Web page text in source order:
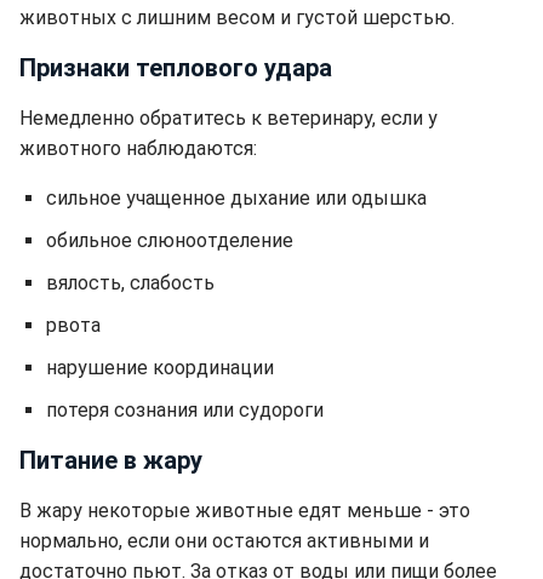
животных с лишним весом и густой шерстью.
Признаки теплового удара
Немедленно обратитесь к ветеринару, если у
животного наблюдаются:
сильное учащенное дыхание или одышка
обильное слюноотделение
вялость, слабость
рвота
нарушение координации
потеря сознания или судороги
Питание в жару
В жару некоторые животные едят меньше - это
нормально, если они остаются активными и
достаточно пьют. За отказ от воды или пищи более